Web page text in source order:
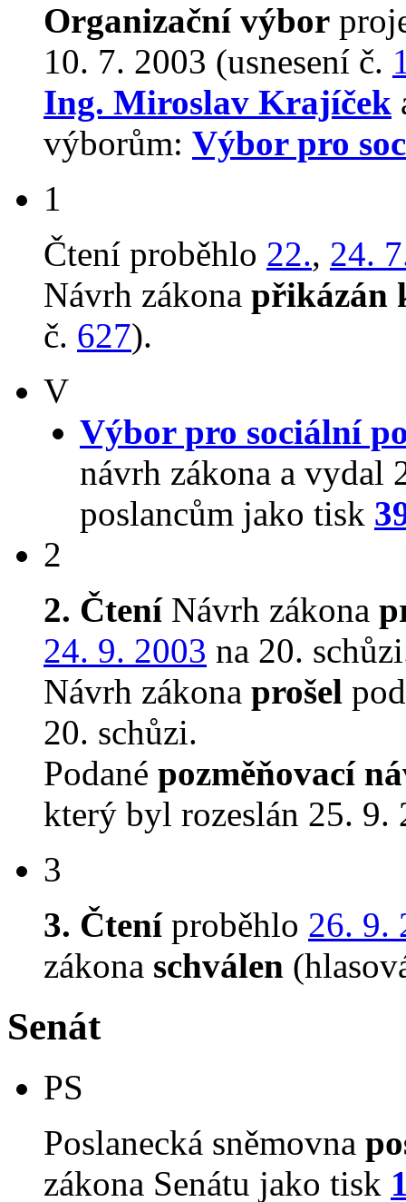
Organizační výbor
10. 7. 2003 (usnesení č.
Ing. Miroslav Krajíček
výborům: Výbor pro
1
Čtení proběhlo 22., 24.
Návrh zákona přikázán
č. 627).
V
Výbor pro sociální
návrh zákona a vydal
poslancům jako tisk
2
2. ČteníNávrh zákona
24. 9. 2003 na 20.
Návrh zákona prošel
20. schůzi.
Podané pozměňovací
který byl rozeslán 25. 9.
3
3. Čteníproběhlo 26. 9.
zákona schválen
Senát
PS
Poslanecká sněmovna
zákona Senátu jako tisk